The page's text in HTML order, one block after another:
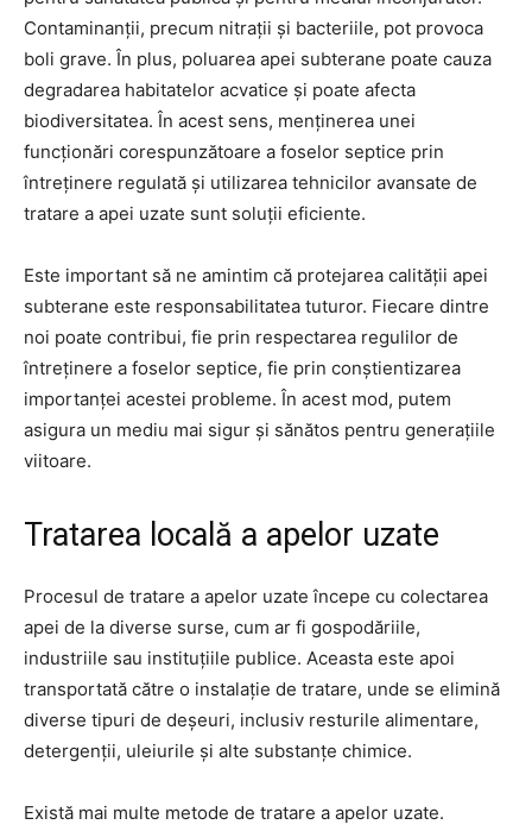
Contaminanții, precum nitrații și bacteriile, pot provoca
boli grave. În plus, poluarea apei subterane poate cauza
degradarea habitatelor acvatice și poate afecta
biodiversitatea. În acest sens, menținerea unei
funcționări corespunzătoare a foselor septice prin
întreținere regulată și utilizarea tehnicilor avansate de
tratare a apei uzate sunt soluții eficiente.
Este important să ne amintim că protejarea calității apei
subterane este responsabilitatea tuturor. Fiecare dintre
noi poate contribui, fie prin respectarea regulilor de
întreținere a foselor septice, fie prin conștientizarea
importanței acestei probleme. În acest mod, putem
asigura un mediu mai sigur și sănătos pentru generațiile
viitoare.
Tratarea locală a apelor uzate
Procesul de tratare a apelor uzate începe cu colectarea
apei de la diverse surse, cum ar fi gospodăriile,
industriile sau instituțiile publice. Aceasta este apoi
transportată către o instalație de tratare, unde se elimină
diverse tipuri de deșeuri, inclusiv resturile alimentare,
detergenții, uleiurile și alte substanțe chimice.
Există mai multe metode de tratare a apelor uzate.